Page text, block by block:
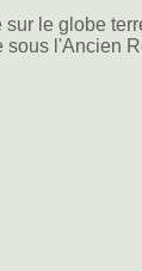
le globe
l'Ancien